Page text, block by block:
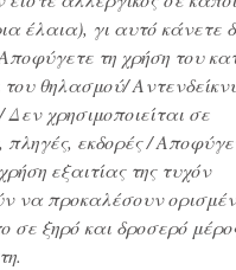
έλαια), γι αυτό κάνετε
τη χρήση του
του θηλασμού/
χρησιμοποιείται σε
εκδορές /
εξαιτίας της τυχόν
να προκαλέσουν
σε ξηρό και δροσερό